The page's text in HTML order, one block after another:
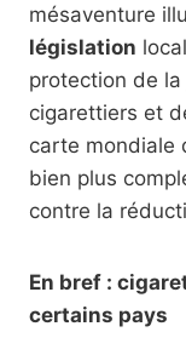
mésaventure
législation
protection de
cigarettiers et
carte mondiale
bien plus
contre la
En bref :
certains pays